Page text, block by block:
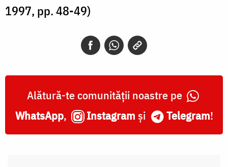
1997, pp. 48-49)
Alătură-te comunității noastre pe
WhatsApp, Instagram și Telegram!